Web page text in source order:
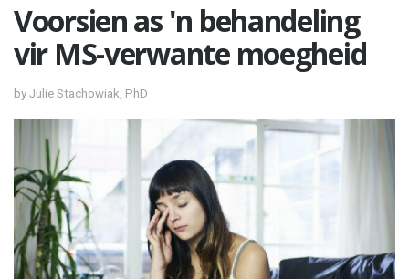
Voorsien as 'n behandeling
vir MS-verwante moegheid
by Julie Stachowiak, PhD